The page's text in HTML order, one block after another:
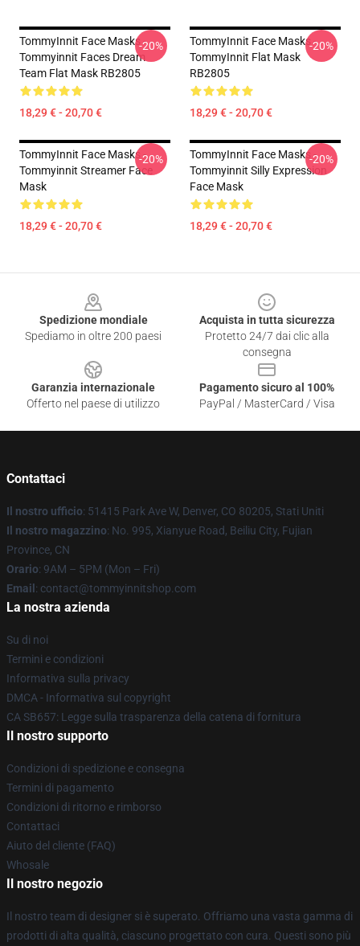
TommyInnit Face Masks -
Tommyinnit Faces Dream
Team Flat Mask RB2805
18,29 € - 20,70 €
-20%
TommyInnit Face Masks -
TommyInnit Flat Mask
RB2805
18,29 € - 20,70 €
-20%
TommyInnit Face Masks -
Tommyinnit Streamer Face
Mask
18,29 € - 20,70 €
-20%
TommyInnit Face Masks -
Tommyinnit Silly Expression
Face Mask
18,29 € - 20,70 €
-20%
Spedizione mondiale
Spediamo in oltre 200 paesi
Acquista in tutta sicurezza
Protetto 24/7 dai clic alla
consegna
Garanzia internazionale
Offerto nel paese di utilizzo
Pagamento sicuro al 100%
PayPal / MasterCard / Visa
Contattaci
Il nostro ufficio: 51415 Park Ave W, Denver, CO 80205, Stati Uniti
Il nostro magazzino: No. 995, Xianyue Road, Beiliu City, Fujian
Province, CN
Orario: 9AM – 5PM (Mon – Fri)
Email : contact@tommyinnitshop.com
La nostra azienda
Su di noi
Termini e condizioni
Informativa sulla privacy
DMCA - Informativa sul copyright
CA SB657: Legge sulla trasparenza della catena di fornitura
Il nostro supporto
Condizioni di spedizione e consegna
Termini di pagamento
Condizioni di ritorno e rimborso
Contattaci
Aiuto del cliente (FAQ)
Whosale
Il nostro negozio
Il nostro team di designer si è superato. Offriamo una vasta gamma di
prodotti di alta qualità, ciascuno progettato con cura. Questi sono più